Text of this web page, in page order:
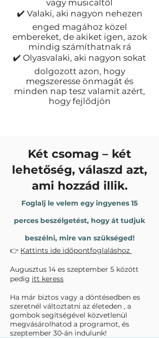
vagy musicaltől
✔️ Valaki, aki nagyon nehezen
enged magához közel
embereket, de akiket igen, azok
mindig számíthatnak rá
✔️ Olyasvalaki, aki nagyon sokat
dolgozott azon, hogy
megszeresse önmagát és
minden nap tesz valamit azért,
hogy fejlődjön
Két csomag – két
lehetőség, válaszd azt,
ami hozzád illik.
Foglalj le velem egy ingyenes 15
perces beszélgetést, hogy át tudjuk
beszélni, mire van szükséged!
👉 Kattints ide időpontfoglaláshoz
Augusztus 14 es szeptember 5 között
pedig itt keress
Ha már biztos vagy a döntésedben es
szeretnél változtatni az életeden , a
gombok segítségével közvetlenül
megvásárolhatod a programot, és
szeptember 30-án indulunk!